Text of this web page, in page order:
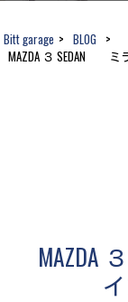
Bitt garage > BLOG >
MAZDA ３ SEDAN ミ
MAZDA